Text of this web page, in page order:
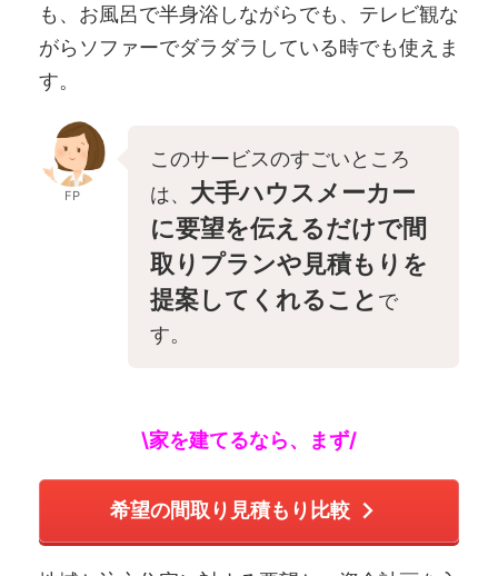
も、お風呂で半身浴しながらでも、テレビ観な
がらソファーでダラダラしている時でも使えま
す。
FP
このサービスのすごいところ
は、 大手ハウスメーカー
に要望を伝えるだけで間
取りプランや見積もりを
提案してくれること で
す。
\家を建てるなら、まず/
希望の間取り見積もり比較